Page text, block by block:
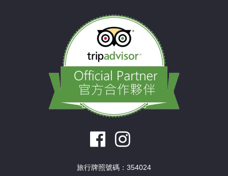
旅行牌照號碼：354024